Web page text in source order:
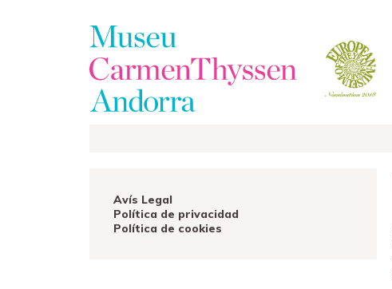
Avís Legal
Política de privacidad
Política de cookies